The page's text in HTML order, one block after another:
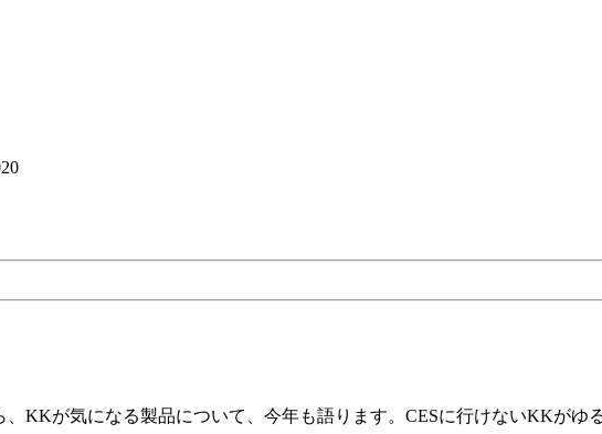
KKが気になる製品について、今年も語ります。CESに行けないKKがゆ